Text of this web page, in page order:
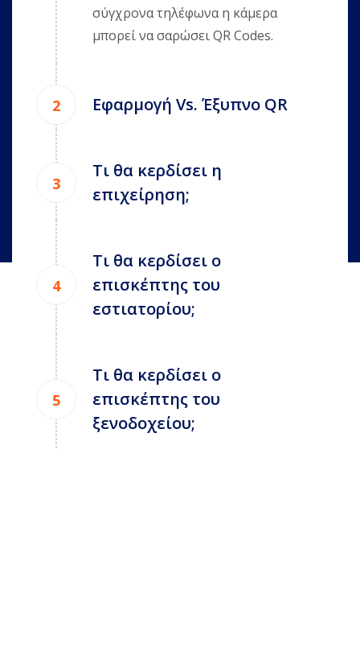
σύγχρονα τηλέφωνα η κάμερα
μπορεί να σαρώσει QR Codes.
Εφαρμογή Vs. Έξυπνο QR
Τι θα κερδίσει η
επιχείρηση;
Τι θα κερδίσει ο
επισκέπτης του
εστιατορίου;
Τι θα κερδίσει ο
επισκέπτης του
ξενοδοχείου;